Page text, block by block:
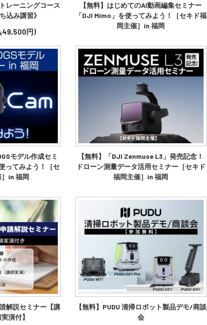
レーニングコース
込み講習》
49,500円)
【無料】はじめてのAI動画編集セミナー
「DJI Mimo」を使ってみよう！［セキド福
岡主催］in 福岡
モデル作成セミ
ってみよう！［セ
in 福岡
【無料】「DJI Zenmuse L3」発売記念！
ドローン測量データ活用セミナー［セキド
福岡主催］in 福岡
解説セミナー【講
演付】
【無料】PUDU 清掃ロボット製品デモ/商談
会